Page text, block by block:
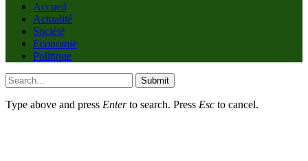
Accueil
Actualité
Société
Economie
Politique
Submit
Type above and press Enterto search. Press Esc to cancel.